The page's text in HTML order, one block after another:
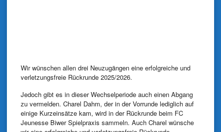
Wir wünschen allen drei Neuzugängen eine erfolgreiche und
verletzungsfreie Rückrunde 2025/2026.
Jedoch gibt es in dieser Wechselperiode auch einen Abgang
zu vermelden. Charel Dahm, der in der Vorrunde lediglich auf
einige Kurzeinsätze kam, wird in der Rückrunde beim FC
Jeunesse Biwer Spielpraxis sammeln. Auch Charel wünsche